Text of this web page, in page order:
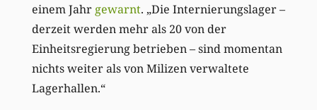
einem Jahr gewarnt. „Die Internierungslager –
derzeit werden mehr als 20 von der
Einheitsregierung betrieben – sind momentan
nichts weiter als von Milizen verwaltete
Lagerhallen.“